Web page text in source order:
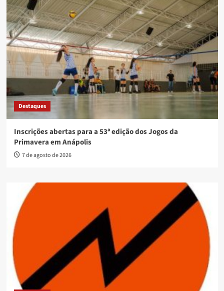
Destaques
Inscrições abertas para a 53ª edição dos Jogos da
Primavera em Anápolis
7 de agosto de 2026